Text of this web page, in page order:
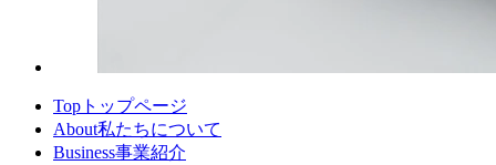
Top トップページ
About私たちについて
Business事業紹介